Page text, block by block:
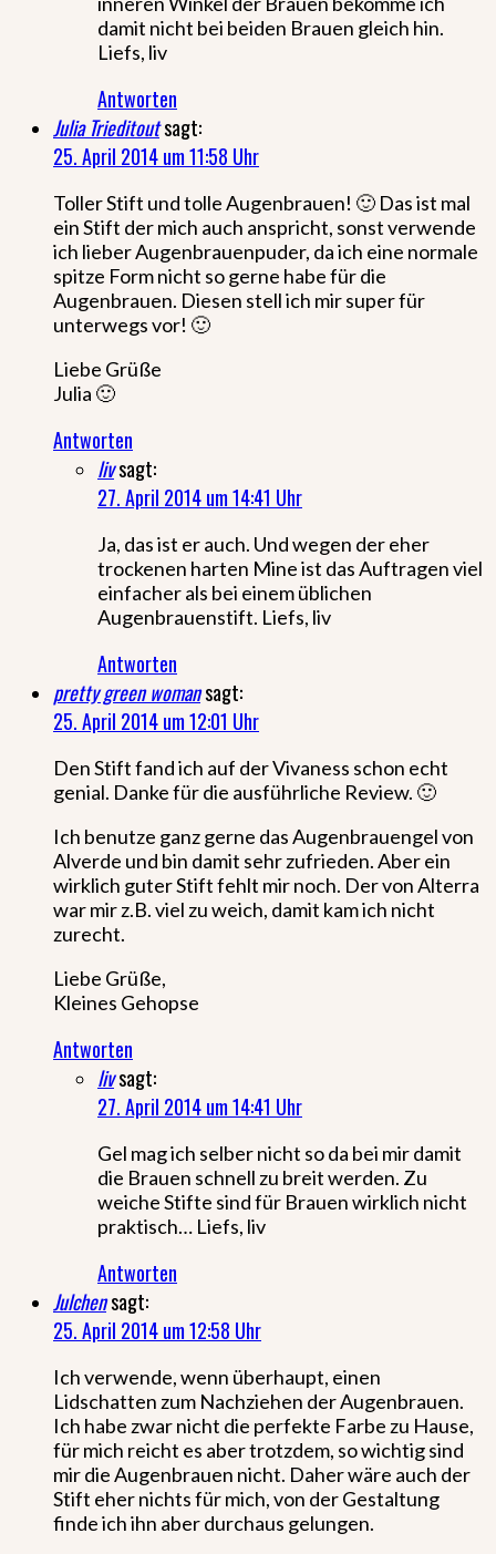
damit nicht bei beiden Brauen gleich hin.
Liefs, liv
Antworten
Julia Trieditoutsagt:
25. April 2014 um 11:58 Uhr
Toller Stift und tolle Augenbrauen! 🙂 Das ist mal
ein Stift der mich auch anspricht, sonst verwende
ich lieber Augenbrauenpuder, da ich eine normale
spitze Form nicht so gerne habe für die
Augenbrauen. Diesen stell ich mir super für
unterwegs vor! 🙂
Liebe Grüße
Julia 🙂
Antworten
livsagt:
27. April 2014 um 14:41 Uhr
Ja, das ist er auch. Und wegen der eher
trockenen harten Mine ist das Auftragen viel
einfacher als bei einem üblichen
Augenbrauenstift. Liefs, liv
Antworten
pretty green womansagt:
25. April 2014 um 12:01 Uhr
Den Stift fand ich auf der Vivaness schon echt
genial. Danke für die ausführliche Review. 🙂
Ich benutze ganz gerne das Augenbrauengel von
Alverde und bin damit sehr zufrieden. Aber ein
wirklich guter Stift fehlt mir noch. Der von Alterra
war mir z.B. viel zu weich, damit kam ich nicht
zurecht.
Liebe Grüße,
Kleines Gehopse
Antworten
livsagt:
27. April 2014 um 14:41 Uhr
Gel mag ich selber nicht so da bei mir damit
die Brauen schnell zu breit werden. Zu
weiche Stifte sind für Brauen wirklich nicht
praktisch… Liefs, liv
Antworten
Julchensagt:
25. April 2014 um 12:58 Uhr
Ich verwende, wenn überhaupt, einen
Lidschatten zum Nachziehen der Augenbrauen.
Ich habe zwar nicht die perfekte Farbe zu Hause,
für mich reicht es aber trotzdem, so wichtig sind
mir die Augenbrauen nicht. Daher wäre auch der
Stift eher nichts für mich, von der Gestaltung
finde ich ihn aber durchaus gelungen.